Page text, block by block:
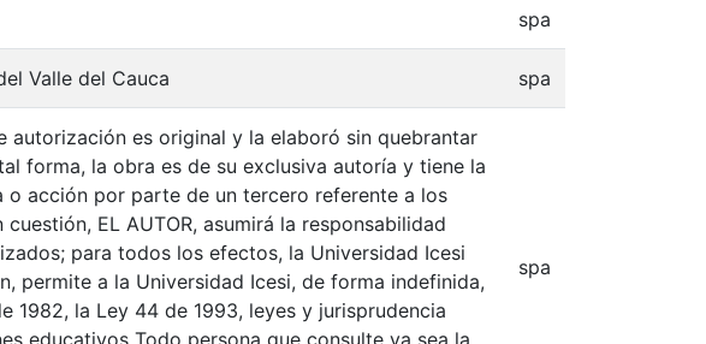
spa
Valle del Cauca spa
autorización es original y la elaboró sin quebrantar
forma, la obra es de su exclusiva autoría y tiene la
o acción por parte de un tercero referente a los
EL AUTOR, asumirá la responsabilidad
para todos los efectos, la Universidad Icesi
permite a la Universidad Icesi, de forma indefinida,
1982, la Ley 44 de 1993, leyes y jurisprudencia
educativos Todo persona que consulte ya sea la
spa